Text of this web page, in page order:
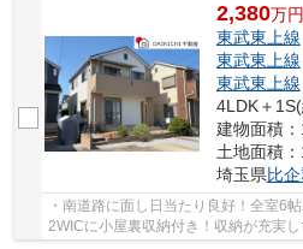
2,380万円
東武東上線
東武東上線
東武東上線
4LDK＋
建物面積：
土地面積
埼玉県比
・南道路に面し日当たり良好！全室6
2WICに小屋裏収納付き！収納が充実